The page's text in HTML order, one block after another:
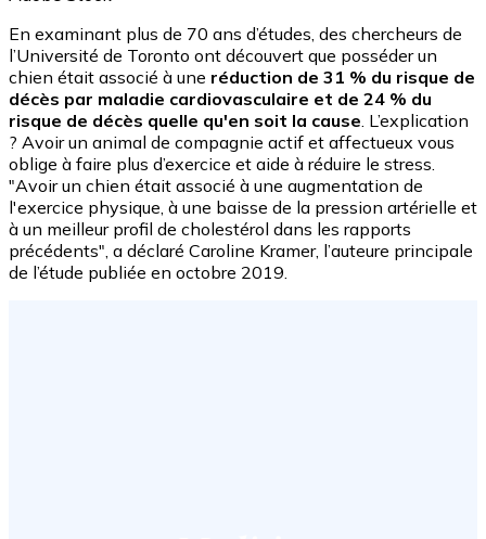
En examinant plus de 70 ans d’études, des chercheurs de
l’Université de Toronto ont découvert que posséder un
chien était associé à une réduction de 31 % du risque de
décès par maladie cardiovasculaire et de 24 % du
risque de décès quelle qu'en soit la cause. L’explication
? Avoir un animal de compagnie actif et affectueux vous
oblige à faire plus d’exercice et aide à réduire le stress.
"Avoir un chien était associé à une augmentation de
l'exercice physique, à une baisse de la pression artérielle et
à un meilleur profil de cholestérol dans les rapports
précédents", a déclaré Caroline Kramer, l’auteure principale
de l’étude publiée en octobre 2019.